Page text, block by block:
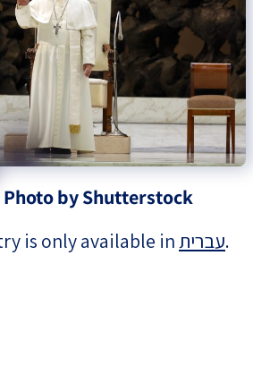
Relations
Photo by Shutterstock
is only available inעברית.